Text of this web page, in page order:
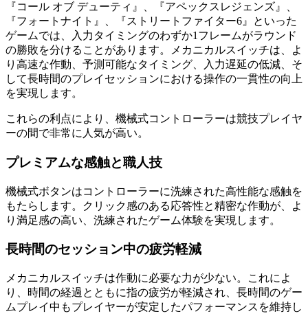
『コール オブ デューティ』、『アペックスレジェンズ』、
『フォートナイト』、『ストリートファイター6』といった
ゲームでは、入力タイミングのわずか1フレームがラウンド
の勝敗を分けることがあります。メカニカルスイッチは、よ
り高速な作動、予測可能なタイミング、入力遅延の低減、そ
して長時間のプレイセッションにおける操作の一貫性の向上
を実現します。
これらの利点により、機械式コントローラーは競技プレイヤ
ーの間で非常に人気が高い。
プレミアムな感触と職人技
機械式ボタンはコントローラーに洗練された高性能な感触を
もたらします。クリック感のある応答性と精密な作動が、よ
り満足感の高い、洗練されたゲーム体験を実現します。
長時間のセッション中の疲労軽減
メカニカルスイッチは作動に必要な力が少ない。これによ
り、時間の経過とともに指の疲労が軽減され、長時間のゲー
ムプレイ中もプレイヤーが安定したパフォーマンスを維持し